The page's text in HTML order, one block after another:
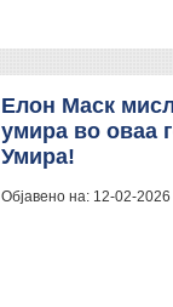
Елон Маск
умира во оваа
Умира!
Објавено на: 12-02-2026